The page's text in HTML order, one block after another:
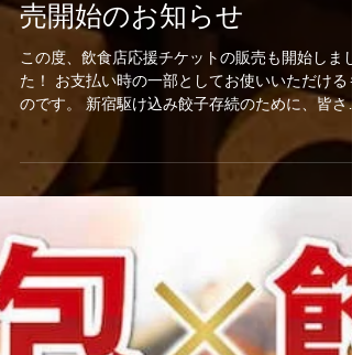
高級黒毛和牛のとろけるようなお肉に、特製
の甘辛い割下、さらに栄養価抜群の濃厚な高
級卵「龍のたまご」が絡み合う極上の一杯。
通常1,980円（税抜）のところ、この日だけ
はなんと特別価格の990円（税抜）でご提
供！1,000円を切る価格で最高級和牛を堪能
できる奇跡のチャンスです。提灯が灯る江戸
情緒あふれる活気ある店内で、お祭り気分を
味わいながら絶品和牛を頬張る非日常体験を
が予想されますので、食べログからの事前予
多
完
届け
売開始のお知らせ
この度、飲食店応援チケットの販売も開始しまし
た！ お支払い時の一部としてお使いいただける
のです。 新宿駆け込み餃子存続のために、皆さ
のご支援をよろしくお願いいたします。 詳細及
ご購入はこちらから（Re:Dineのサイトへ移りま
す） 【飲食店応援チケットとは】...